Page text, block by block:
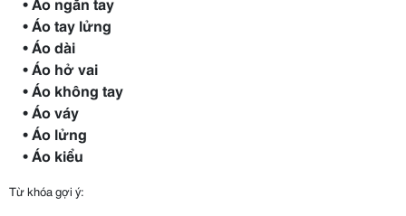
• Áo tay lửng
• Áo dài
• Áo hở vai
• Áo không tay
• Áo váy
• Áo lửng
• Áo kiểu
Từ khóa gợi ý: